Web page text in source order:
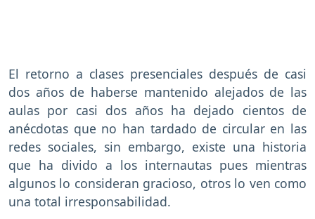
El retorno a clases presenciales después de casi
dos años de haberse mantenido alejados de las
aulas por casi dos años ha dejado cientos de
anécdotas que no han tardado de circular en las
redes sociales, sin embargo, existe una historia
que ha divido a los internautas pues mientras
algunos lo consideran gracioso, otros lo ven como
una total irresponsabilidad.